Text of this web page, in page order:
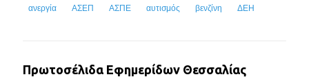
ανεργία ΑΣΕΠ ΑΣΠΕ αυτισμός βενζίνη ΔΕΗ
Πρωτοσέλιδα Εφημερίδων Θεσσαλίας